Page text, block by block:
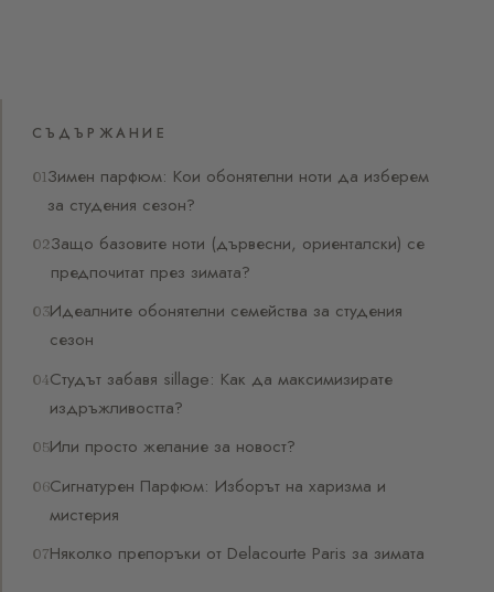
СЪДЪРЖАНИЕ
Зимен парфюм: Кои обонятелни ноти да изберем
за студения сезон?
Защо базовите ноти (дървесни, ориенталски) се
предпочитат през зимата?
Идеалните обонятелни семейства за студения
сезон
Студът забавя sillage: Как да максимизирате
издръжливостта?
Или просто желание за новост?
Сигнатурен Парфюм: Изборът на харизма и
мистерия
Няколко препоръки от Delacourte Paris за зимата